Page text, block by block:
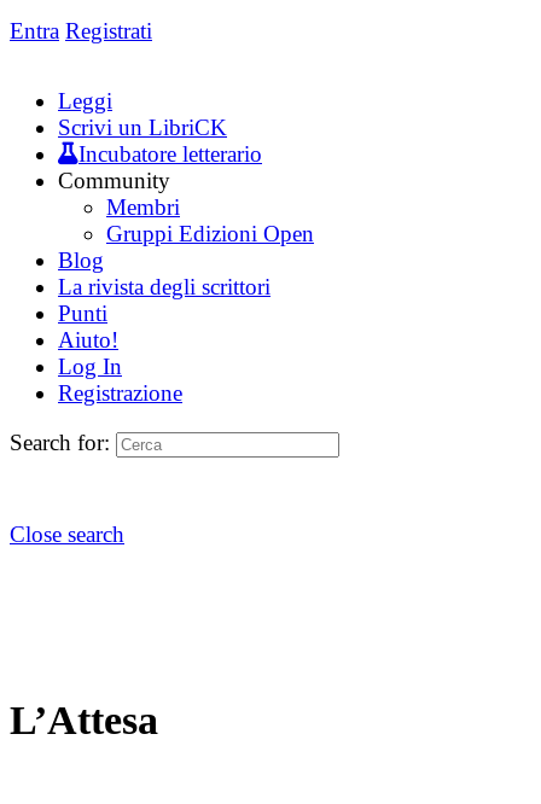
Entra Registrati
Leggi
Scrivi un LibriCK
Incubatore letterario
Community
Membri
Gruppi Edizioni Open
Blog
La rivista degli scrittori
Punti
Aiuto!
Log In
Registrazione
Search for:
Close search
L’Attesa